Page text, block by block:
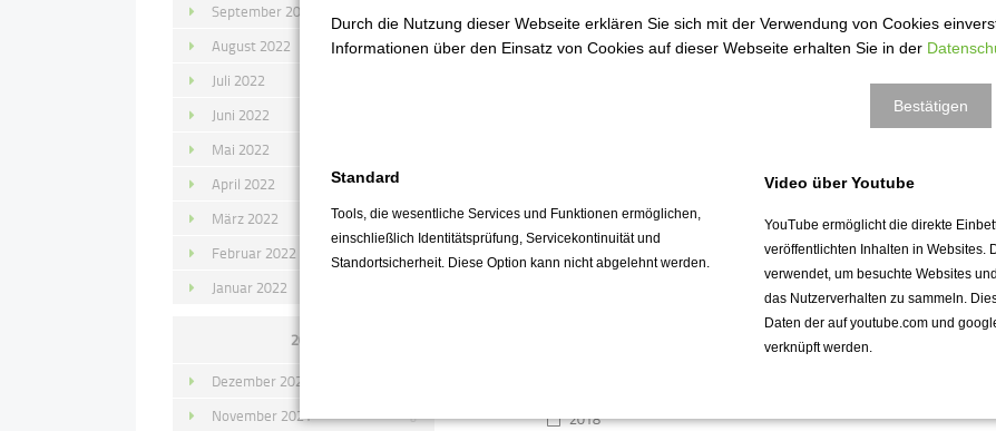
25 Vorsicht Kunst-Akte
Tizians Venus im Spiegel historischer
und zeitgenössischer Werkbetrachtung
2018
September 2022
August 2022 4 Einträge
Juli 2022
Juni 2022
Mai 2022
April 2022 8 Einträge
März 2022 15 Einträge
Februar 2022
Januar 2022
2021
Dezember 2021
November 2021
Durch die Nutzung dieser Webseite erklären Sie sich mit der Verwendung von Cookies
Informationen über den Einsatz von Cookies auf dieser Webseite erhalten Sie in der
Bestätigen
Standard
Tools, die wesentliche Services und Funktionen ermöglichen,
einschließlich Identitätsprüfung, Servicekontinuität und
Standortsicherheit. Diese Option kann nicht abgelehnt werden.
Video über Youtube
YouTube ermöglicht die direkte
veröffentlichten Inhalten in Websites.
verwendet, um besuchte Websites
das Nutzerverhalten zu sammeln.
Daten der auf youtube.com und
verknüpft werden.